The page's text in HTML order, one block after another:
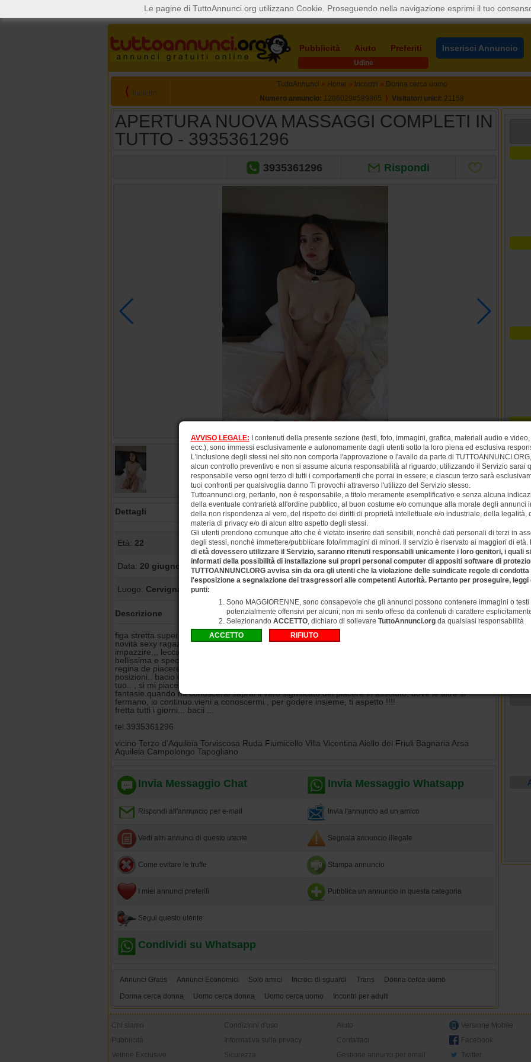
Pubblicità Aiuto Preferiti Inserisci Annuncio
Udine
⟨ Indietro
TuttoAnnunci » Home » Incontri » Donna cerca uomo
Numero annuncio: 1206029#589865 ⟩ Visitatori unici: 21158
APERTURA NUOVA MASSAGGI COMPLETI IN
TUTTO - 3935361296
3935361296 Rispondi
Dettagli
Età: 22 Nazionalità:GIAPPONE
Data: 20 giugno 2026
Luogo: Cervignano Del Friuli
Descrizione
figa stretta super !!!
novità sexy ragazza APP ARRIVATA , amante del p0mp1n0 al naturale,, con mia lingua faro
impazzire,,, leccata,,.tutte le posizione... massaggio .prostatico.
bellissima e speciale ** dolce ti faccio diventare duro nella mia bocca mentre te lo succhio tutto... la
regina de piacere orale,..al naturale.. mi piace tantissimo fare sesso...il .petto.. faccio sesso in tutte le
posizioni.. bacio con lingua.. e amo essere leccatami fa impazzire, godo divento tr01a per ricevere il
tuo.. , si mi piace tanto farmi pecorina adoro il 69 al naturale sentire la tua lingua ... ,, 69, tutto....
fantasie.quando mi conoscerai saprai il vero significato del piacere in assoluto, dove le altre si
fermano, io continuo.vieni a conoscermi., per godere insieme, ti aspetto !!!!
fretta tutti i giorni... bacii ...
tel.3935361296
vicino Terzo d'Aquileia Torviscosa Ruda Fiumicello Villa Vicentina Aiello del Friuli Bagnaria Arsa
Aquileia Campolongo Tapogliano
Invia Messaggio Chat Invia Messaggio Whatsapp
Rispondi all'annuncio per e-mail Invia l'annuncio ad un amico
Vedi altri annunci di questo utente Segnala annuncio illegale
Come evitare le truffe Stampa annuncio
I miei annunci preferiti Pubblica un annuncio in questa categoria
Segui questo utente
Condividi su Whatsapp
Annunci Gratis Annunci Economici Solo amici Incroci di sguardi Trans
Donna cerca uomo
Donna cerca donna
Uomo cerca donna Uomo cerca uomo Incontri per adulti
Chi siamo
Pubblicità
Vetrine Exclusive
Condizioni d'uso
Informativa sulla privacy
Sicurezza
Aiuto
Contattaci
Gestione annunci per email
Versione Mobile
Facebook
Twitter
AVVISO LEGALE: I contenuti della presente sezione (testi, foto, immagini, grafica, materiali audio e video,
ecc.), sono immessi esclusivamente e autonomamente dagli utenti sotto la loro piena ed esclusiva
L'inclusione degli stessi nel sito non comporta l'approvazione o l'avallo da parte di
alcun controllo preventivo e non si assume alcuna responsabilità al riguardo; utilizzando il Servizio sarai
responsabile verso ogni terzo di tutti i comportamenti che porrai in essere; e ciascun terzo sarà
tuoi confronti per qualsivoglia danno Ti provochi attraverso l'utilizzo del Servizio stesso.
Tuttoannunci.org, pertanto, non è responsabile, a titolo meramente esemplificativo e senza alcuna
della eventuale contrarietà all'ordine pubblico, al buon costume e/o comunque alla morale degli annunci
della non rispondenza al vero, del rispetto dei diritti di proprietà intellettuale e/o industriale, della legalità,
materia di privacy e/o di alcun altro aspetto degli stessi.
Gli utenti prendono comunque atto che è vietato inserire dati sensibili, nonchè dati personali di terzi in
degli stessi, nonchè immettere/pubblicare foto/immagini di minori. Il servizio è riservato ai maggiori di età.
di età dovessero utilizzare il Servizio, saranno ritenuti responsabili unicamente i loro genitori, i quali
informati della possibilità di installazione sui propri personal computer di appositi software di
TUTTOANNUNCI.ORG avvisa sin da ora gli utenti che la violazione delle suindicate regole di
l'esposizione a segnalazione dei trasgressori alle competenti Autorità. Pertanto per proseguire, leggi
punti:
Sono MAGGIORENNE, sono consapevole che gli annunci possono contenere immagini o testi
potenzialmente offensivi per alcuni; non mi sento offeso da contenuti di carattere
Selezionando ACCETTO, dichiaro di sollevare TuttoAnnunci.orgda qualsiasi responsabilità
Le pagine di TuttoAnnunci.org utilizzano Cookie. Proseguendo nella navigazione esprimi il tuo